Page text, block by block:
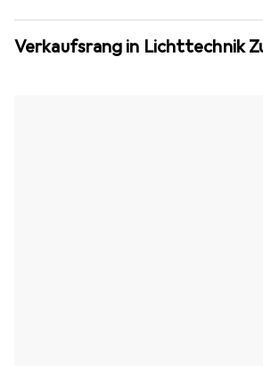
Verkaufsrang in Lichttechnik